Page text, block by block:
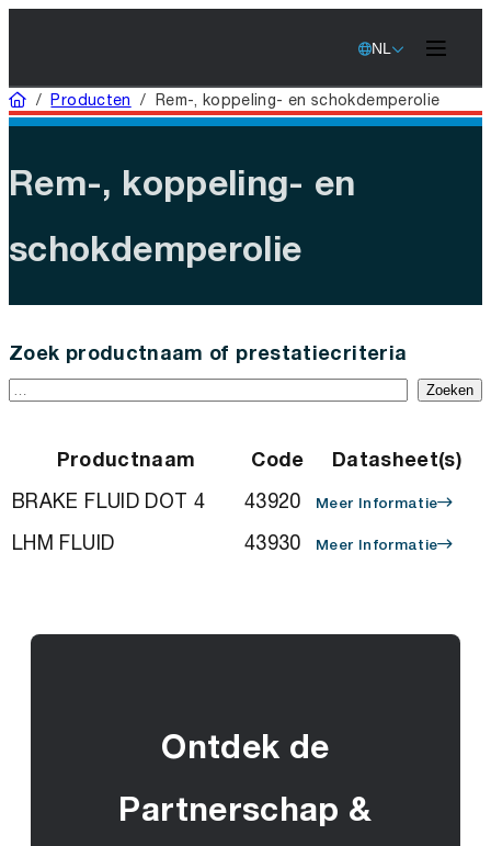
NL
Home
/Producten / Rem-, koppeling- en schokdemperolie
Rem-, koppeling- en
schokdemperolie
Zoek productnaam of prestatiecriteria
Zoeken
Productnaam Code
Datasheet(s)
BRAKE FLUID DOT 4
43920 Meer Informatie
LHM FLUID 43930 Meer Informatie
Ontdek de
Partnerschap &